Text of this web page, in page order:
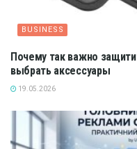
BUSINESS
Почему так важно
выбрать аксессуары
19.05.2026